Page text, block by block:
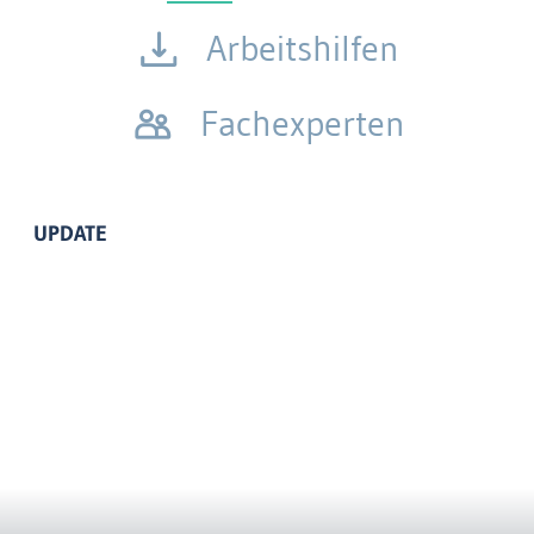
Arbeitshilfen
Fachexperten
UPDATE